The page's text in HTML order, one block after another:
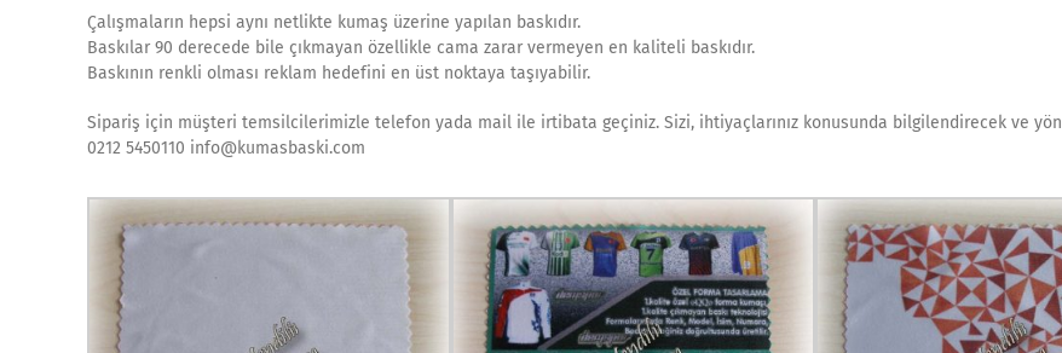
Çalışmaların hepsi aynı netlikte kumaş üzerine yapılan baskıdır.
Baskılar 90 derecede bile çıkmayan özellikle cama zarar vermeyen en kaliteli baskıdır.
Baskının renkli olması reklam hedefini en üst noktaya taşıyabilir.
Sipariş için müşteri temsilcilerimizle telefon yada mail ile irtibata geçiniz. Sizi, ihtiyaçlarınız konusunda bilgilendirecek ve
0212 5450110 info@kumasbaski.com